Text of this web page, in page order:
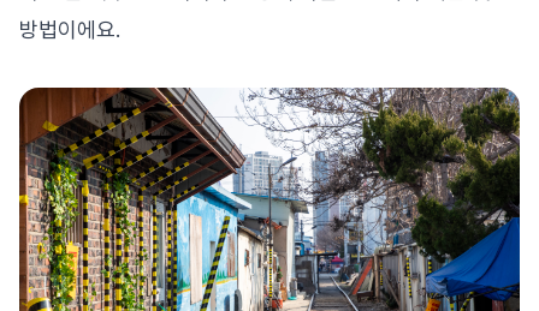
방법이에요.